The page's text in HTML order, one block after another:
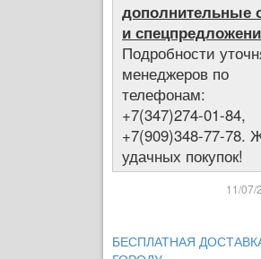
дополнительные
и
Подробности
менеджеров по
телефонам:
+7(347)274-01-84,
+7(909)348-77-78.
удачных покупок!
11/07/
БЕСПЛАТНАЯ